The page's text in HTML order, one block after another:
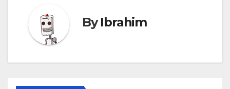
ByIbrahim